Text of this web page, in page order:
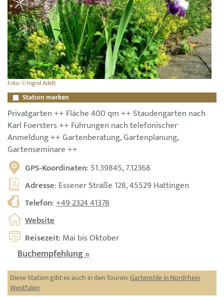
Foto: © Ingrid Adelt
Station merken
Privatgarten ++ Fläche 400 qm ++ Staudengarten nach
Karl Foersters ++ Führungen nach telefonischer
Anmeldung ++ Gartenberatung, Gartenplanung,
Gartenseminare ++
GPS-Koordinaten: 51.39845, 7.12368
Adresse: Essener Straße 128, 45529 Hattingen
Telefon:+49 2324 41378
Website
Reisezeit: Mai bis Oktober
Buchempfehlung »
Diese Station gibt es auch in den Touren:Gartenstile in Nordrhein
Westfalen